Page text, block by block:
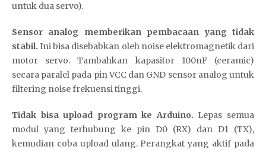
untuk dua servo).
Sensor analog memberikan pembacaan yang tidak
stabil. Ini bisa disebabkan oleh noise elektromagnetik dari
motor servo. Tambahkan kapasitor 100nF (ceramic)
secara paralel pada pin VCC dan GND sensor analog untuk
filtering noise frekuensi tinggi.
Tidak bisa upload program ke Arduino. Lepas semua
modul yang terhubung ke pin D0 (RX) dan D1 (TX),
kemudian coba upload ulang. Perangkat yang aktif pada